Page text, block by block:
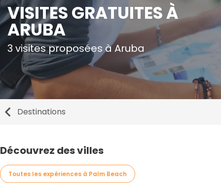
VISITES GRATUITES À
ARUBA
3 visites proposées à Aruba
Destinations
Découvrez des villes
Toutes les expériences à Palm Beach